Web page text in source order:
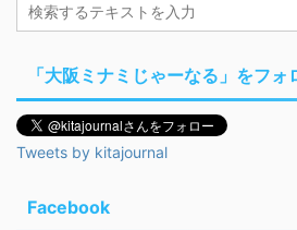
「大阪ミナミじゃーなる」をフォ
Tweets by kitajournal
Facebook